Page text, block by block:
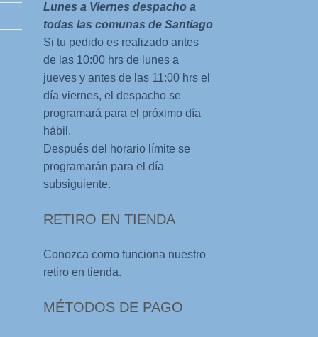
Lunes a Viernes despacho a
todas las comunas de Santiago
Si tu pedido es realizado antes
de las 10:00 hrs de lunes a
jueves y antes de las 11:00 hrs el
día viernes, el despacho se
programará para el próximo día
hábil.
Después del horario límite se
programarán para el día
subsiguiente.
RETIRO EN TIENDA
Conozca como funciona nuestro
retiro en tienda.
MÉTODOS DE PAGO